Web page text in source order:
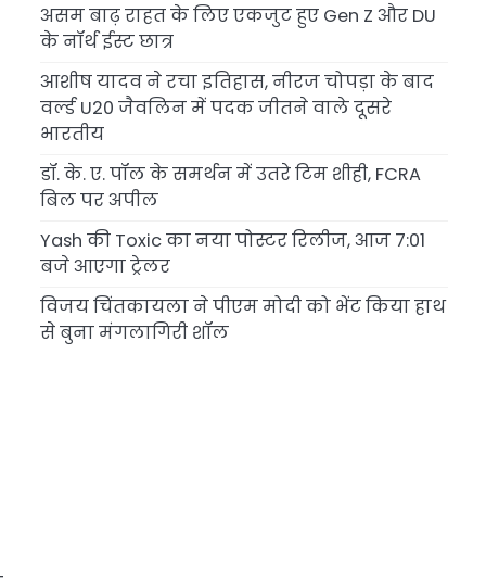
असम बाढ़ राहत के लिए एकजुट हुए Gen Z और DU
के नॉर्थ ईस्ट छात्र
आशीष यादव ने रचा इतिहास, नीरज चोपड़ा के बाद
वर्ल्ड U20 जैवलिन में पदक जीतने वाले दूसरे
भारतीय
डॉ. के. ए. पॉल के समर्थन में उतरे टिम शीही, FCRA
बिल पर अपील
Yash की Toxic का नया पोस्टर रिलीज, आज 7:01
बजे आएगा ट्रेलर
विजय चिंतकायला ने पीएम मोदी को भेंट किया हाथ
से बुना मंगलागिरी शॉल